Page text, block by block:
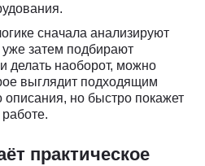
сначала анализируют
уже затем подбирают
делать наоборот, можно
выглядит подходящим
описания, но быстро покажет
практическое